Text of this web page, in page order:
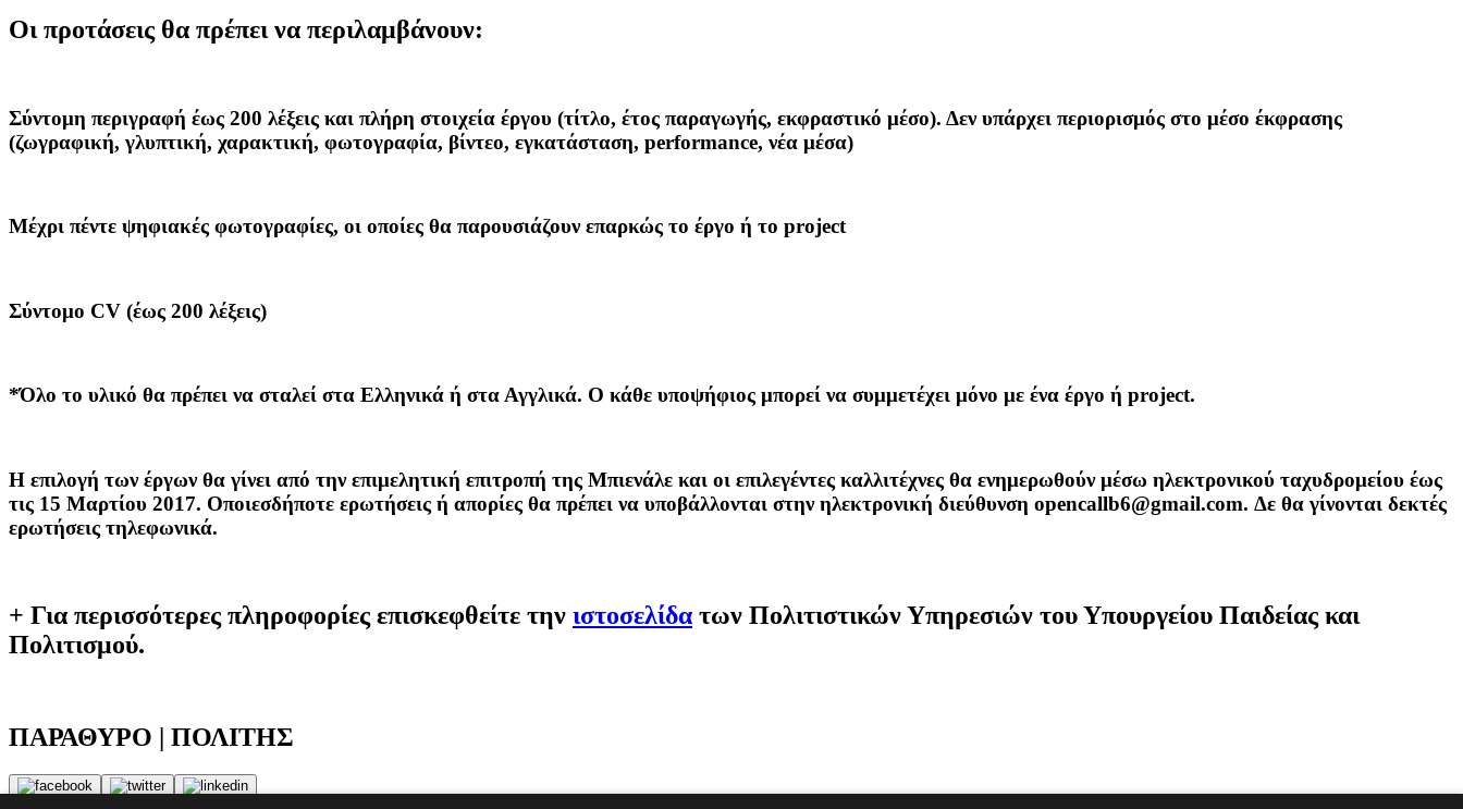
Οι προτάσεις θα πρέπει να περιλαμβάνουν:
Σύντομη περιγραφή έως 200 λέξεις και πλήρη στοιχεία έργου (τίτλο, έτος παραγωγής, εκφραστικό μέσο). Δεν υπάρχει περιορισμός στο μέσο έκφρασης
(ζωγραφική, γλυπτική, χαρακτική, φωτογραφία, βίντεο, εγκατάσταση, performance, νέα μέσα)
Μέχρι πέντε ψηφιακές φωτογραφίες, οι οποίες θα παρουσιάζουν επαρκώς το έργο ή το project
Σύντομο CV (έως 200 λέξεις)
*Όλο το υλικό θα πρέπει να σταλεί στα Ελληνικά ή στα Αγγλικά. Ο κάθε υποψήφιος μπορεί να συμμετέχει μόνο με ένα έργο ή project.
Η επιλογή των έργων θα γίνει από την επιμελητική επιτροπή της Μπιενάλε και οι επιλεγέντες καλλιτέχνες θα ενημερωθούν μέσω ηλεκτρονικού ταχυδρομείου έως
τις 15 Μαρτίου 2017. Οποιεσδήποτε ερωτήσεις ή απορίες θα πρέπει να υποβάλλονται στην ηλεκτρονική διεύθυνση opencallb6@gmail.com. Δε θα γίνονται δεκτές
ερωτήσεις τηλεφωνικά.
+ Για περισσότερες πληροφορίες επισκεφθείτε την ιστοσελίδατων Πολιτιστικών Υπηρεσιών του Υπουργείου Παιδείας και
Πολιτισμού.
ΠΑΡΑΘΥΡΟ | ΠΟΛΙΤΗΣ